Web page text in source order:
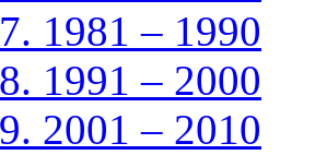
1981 – 1990
1991 – 2000
2001 – 2010